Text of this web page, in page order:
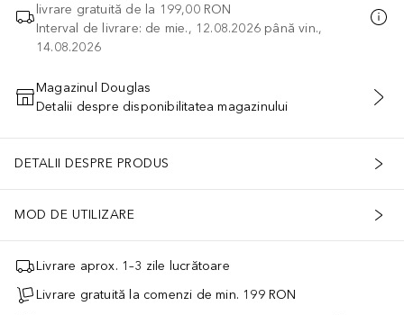
livrare gratuită de la 199,00 RON
Interval de livrare: de mie., 12.08.2026 până vin.,
14.08.2026
ADĂUGAȚI ÎN COŞ
Magazinul Douglas
Detalii despre disponibilitatea magazinului
DETALII DESPRE PRODUS
MOD DE UTILIZARE
Livrare aprox. 1–3 zile lucrătoare
Livrare gratuită la comenzi de min. 199 RON